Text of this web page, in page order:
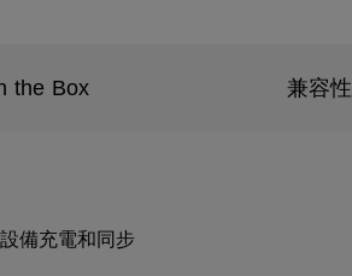
the Box 兼容性
備充電和同步